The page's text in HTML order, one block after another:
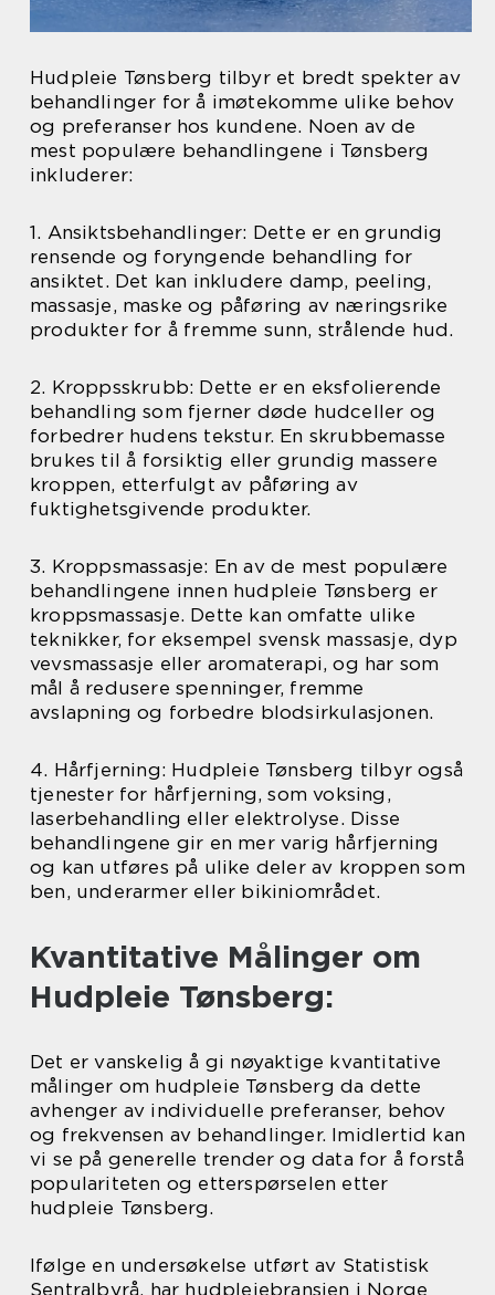
Hudpleie Tønsberg tilbyr et bredt spekter av
behandlinger for å imøtekomme ulike behov
og preferanser hos kundene. Noen av de
mest populære behandlingene i Tønsberg
inkluderer:
1. Ansiktsbehandlinger: Dette er en grundig
rensende og foryngende behandling for
ansiktet. Det kan inkludere damp, peeling,
massasje, maske og påføring av næringsrike
produkter for å fremme sunn, strålende hud.
2. Kroppsskrubb: Dette er en eksfolierende
behandling som fjerner døde hudceller og
forbedrer hudens tekstur. En skrubbemasse
brukes til å forsiktig eller grundig massere
kroppen, etterfulgt av påføring av
fuktighetsgivende produkter.
3. Kroppsmassasje: En av de mest populære
behandlingene innen hudpleie Tønsberg er
kroppsmassasje. Dette kan omfatte ulike
teknikker, for eksempel svensk massasje, dyp
vevsmassasje eller aromaterapi, og har som
mål å redusere spenninger, fremme
avslapning og forbedre blodsirkulasjonen.
4. Hårfjerning: Hudpleie Tønsberg tilbyr også
tjenester for hårfjerning, som voksing,
laserbehandling eller elektrolyse. Disse
behandlingene gir en mer varig hårfjerning
og kan utføres på ulike deler av kroppen som
ben, underarmer eller bikiniområdet.
Kvantitative Målinger om
Hudpleie Tønsberg:
Det er vanskelig å gi nøyaktige kvantitative
målinger om hudpleie Tønsberg da dette
avhenger av individuelle preferanser, behov
og frekvensen av behandlinger. Imidlertid kan
vi se på generelle trender og data for å forstå
populariteten og etterspørselen etter
hudpleie Tønsberg.
Ifølge en undersøkelse utført av Statistisk
Sentralbyrå, har hudpleiebransjen i Norge